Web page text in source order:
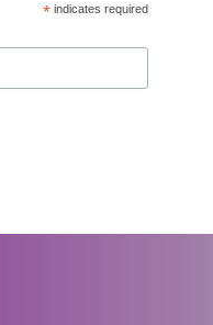
*indicates required